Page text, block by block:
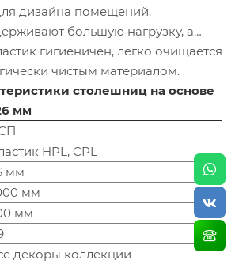
дизайна помещений.
большую нагрузку, а
очищается
чистым материалом.
столешниц на основе
мм
HPL, CPL
мм
мм
мм
декоры коллекции